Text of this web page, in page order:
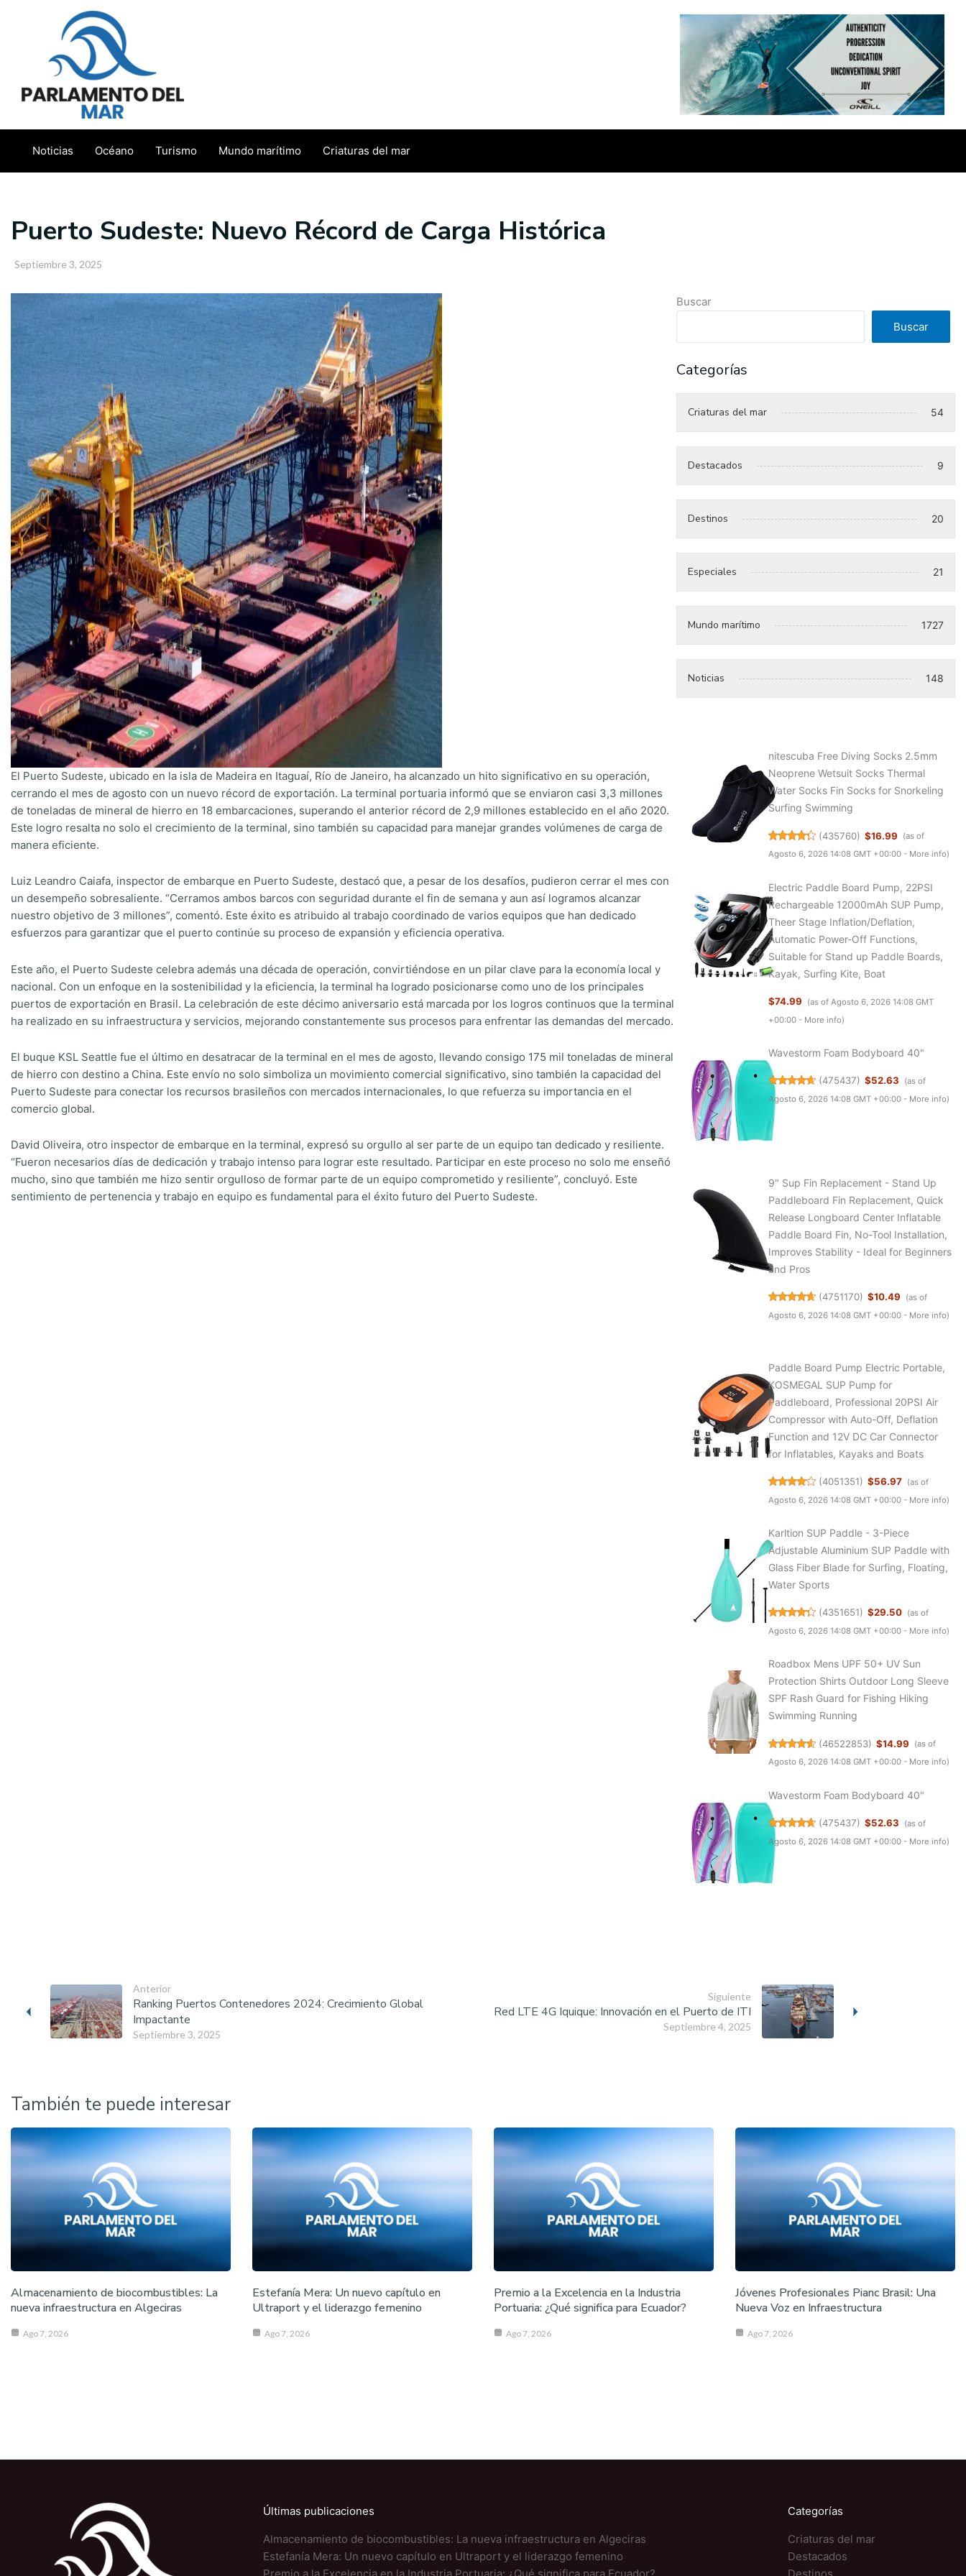
Noticias Océano Turismo Mundo marítimo Criaturas del mar
Puerto Sudeste: Nuevo Récord de Carga Histórica
Septiembre 3, 2025
El Puerto Sudeste, ubicado en la isla de Madeira en Itaguaí, Río de Janeiro, ha alcanzado un hito significativo en su operación,
cerrando el mes de agosto con un nuevo récord de exportación. La terminal portuaria informó que se enviaron casi 3,3 millones
de toneladas de mineral de hierro en 18 embarcaciones, superando el anterior récord de 2,9 millones establecido en el año 2020.
Este logro resalta no solo el crecimiento de la terminal, sino también su capacidad para manejar grandes volúmenes de carga de
manera eficiente.
Luiz Leandro Caiafa, inspector de embarque en Puerto Sudeste, destacó que, a pesar de los desafíos, pudieron cerrar el mes con
un desempeño sobresaliente. “Cerramos ambos barcos con seguridad durante el fin de semana y aun así logramos alcanzar
nuestro objetivo de 3 millones”, comentó. Este éxito es atribuido al trabajo coordinado de varios equipos que han dedicado
esfuerzos para garantizar que el puerto continúe su proceso de expansión y eficiencia operativa.
Este año, el Puerto Sudeste celebra además una década de operación, convirtiéndose en un pilar clave para la economía local y
nacional. Con un enfoque en la sostenibilidad y la eficiencia, la terminal ha logrado posicionarse como uno de los principales
puertos de exportación en Brasil. La celebración de este décimo aniversario está marcada por los logros continuos que la terminal
ha realizado en su infraestructura y servicios, mejorando constantemente sus procesos para enfrentar las demandas del mercado.
El buque KSL Seattle fue el último en desatracar de la terminal en el mes de agosto, llevando consigo 175 mil toneladas de mineral
de hierro con destino a China. Este envío no solo simboliza un movimiento comercial significativo, sino también la capacidad del
Puerto Sudeste para conectar los recursos brasileños con mercados internacionales, lo que refuerza su importancia en el
comercio global.
David Oliveira, otro inspector de embarque en la terminal, expresó su orgullo al ser parte de un equipo tan dedicado y resiliente.
“Fueron necesarios días de dedicación y trabajo intenso para lograr este resultado. Participar en este proceso no solo me enseñó
mucho, sino que también me hizo sentir orgulloso de formar parte de un equipo comprometido y resiliente”, concluyó. Este
sentimiento de pertenencia y trabajo en equipo es fundamental para el éxito futuro del Puerto Sudeste.
Buscar
Buscar
Categorías
Criaturas del mar 54
Destacados 9
Destinos 20
Especiales 21
Mundo marítimo 1727
Noticias 148
nitescuba Free Diving Socks 2.5mm
Neoprene Wetsuit Socks Thermal
Water Socks Fin Socks for Snorkeling
Surfing Swimming
(435760) $16.99
(as of
Agosto 6, 2026 14:08 GMT +00:00 - More info)
Electric Paddle Board Pump, 22PSI
Rechargeable 12000mAh SUP Pump,
Theer Stage Inflation/Deflation,
Automatic Power-Off Functions,
Suitable for Stand up Paddle Boards,
Kayak, Surfing Kite, Boat
$74.99
(as of Agosto 6, 2026 14:08 GMT
+00:00 - More info)
Wavestorm Foam Bodyboard 40"
(475437) $52.63
(as of
Agosto 6, 2026 14:08 GMT +00:00 - More info)
9" Sup Fin Replacement - Stand Up
Paddleboard Fin Replacement, Quick
Release Longboard Center Inflatable
Paddle Board Fin, No-Tool Installation,
Improves Stability - Ideal for Beginners
and Pros
(4751170) $10.49
(as of
Agosto 6, 2026 14:08 GMT +00:00 - More info)
Paddle Board Pump Electric Portable,
KOSMEGAL SUP Pump for
Paddleboard, Professional 20PSI Air
Compressor with Auto-Off, Deflation
Function and 12V DC Car Connector
for Inflatables, Kayaks and Boats
(4051351) $56.97 (as of
Agosto 6, 2026 14:08 GMT +00:00 - More info)
Karltion SUP Paddle - 3-Piece
Adjustable Aluminium SUP Paddle with
Glass Fiber Blade for Surfing, Floating,
Water Sports
(4351651) $29.50 (as of
Agosto 6, 2026 14:08 GMT +00:00 - More info)
Roadbox Mens UPF 50+ UV Sun
Protection Shirts Outdoor Long Sleeve
SPF Rash Guard for Fishing Hiking
Swimming Running
(46522853) $14.99
(as of
Agosto 6, 2026 14:08 GMT +00:00 - More info)
Wavestorm Foam Bodyboard 40"
(475437) $52.63
(as of
Agosto 6, 2026 14:08 GMT +00:00 - More info)
Anterior
Septiembre 3, 2025
Ranking Puertos Contenedores 2024: Crecimiento Global
Impactante
Siguiente
Septiembre 4, 2025
Red LTE 4G Iquique: Innovación en el Puerto de ITI
También te puede interesar
Almacenamiento de biocombustibles: La
nueva infraestructura en Algeciras
Ago 7, 2026
Estefanía Mera: Un nuevo capítulo en
Ultraport y el liderazgo femenino
Ago 7, 2026
Premio a la Excelencia en la Industria
Portuaria: ¿Qué significa para Ecuador?
Ago 7, 2026
Jóvenes Profesionales Pianc Brasil: Una
Nueva Voz en Infraestructura
Ago 7, 2026
Últimas publicaciones
Almacenamiento de biocombustibles: La nueva infraestructura en Algeciras
Estefanía Mera: Un nuevo capítulo en Ultraport y el liderazgo femenino
Categorías
Criaturas del mar
Destacados